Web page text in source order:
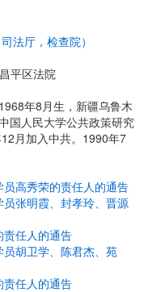
法厅，检查院）
平区法院
年8月生，新疆乌鲁木
国人民大学公共政策研究
月加入中共。1990年7
高秀荣的责任人的通告
张明霞、封孝玲、晋源
任人的通告
胡卫学、陈君杰、苑
任人的通告